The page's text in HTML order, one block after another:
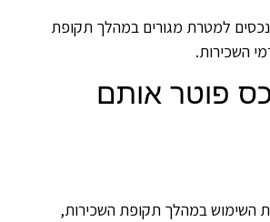
למטרת מגורים במהלך תקופת
השכירות.
פוטר אותם
השימוש במהלך תקופת השכירות,